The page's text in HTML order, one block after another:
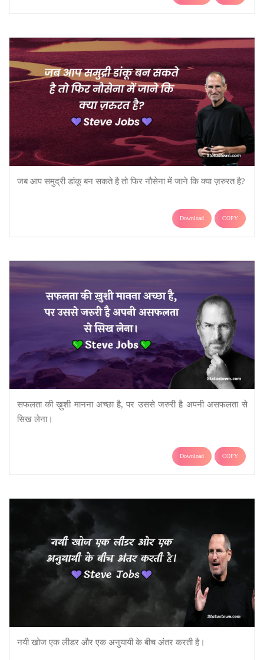
जब आप समुद्री डांकू बन सकते है तो फिर नौसेना में जाने कि क्या ज़रुरत है?
Download COPY
सफलता की ख़ुशी मानना अच्छा है, पर उससे जरुरी है अपनी असफलता से
सिख लेना।
Download COPY
नयी खोज एक लीडर और एक अनुयायी के बीच अंतर करती है।